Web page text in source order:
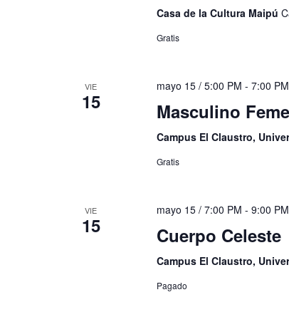
Casa de la Cultura Maipú
Gratis
VIE
15
mayo 15 / 5:00 PM - 7:00 PM
Masculino
Campus El Claustro,
Gratis
VIE
15
mayo 15 / 7:00 PM - 9:00 PM
Cuerpo Celeste
Campus El Claustro,
Pagado